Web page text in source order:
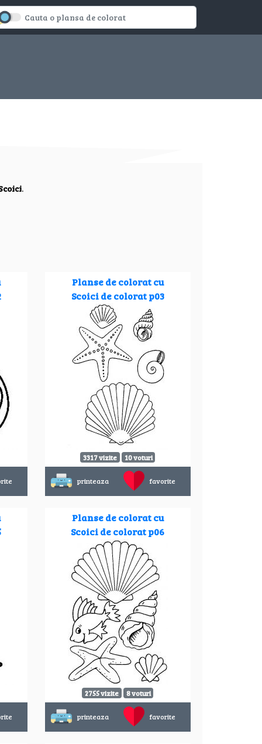
.
Planse de colorat cu
Scoici de colorat p03
3317 vizite 10 voturi
printeaza favorite
Planse de colorat cu
Scoici de colorat p06
2755 vizite 8 voturi
printeaza favorite